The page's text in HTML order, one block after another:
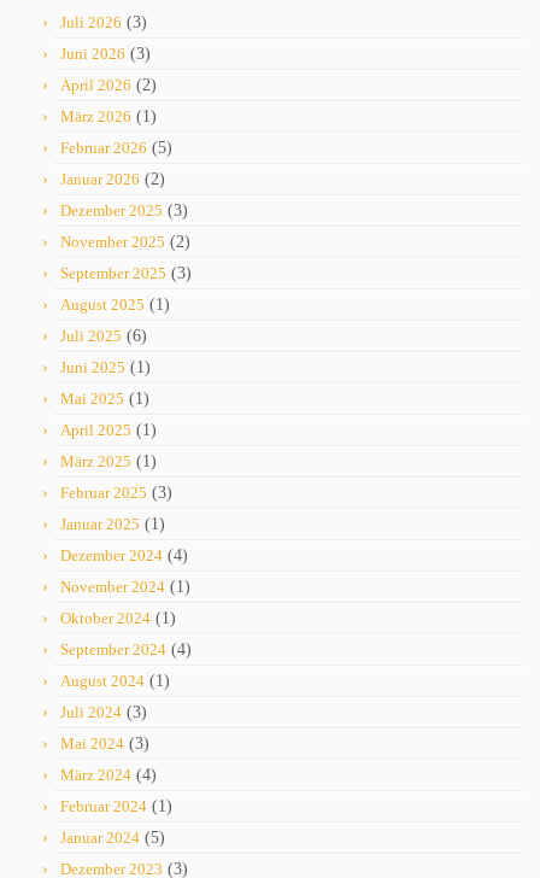
Juli 2026 (3)
Juni 2026 (3)
April 2026 (2)
März 2026 (1)
Februar 2026 (5)
Januar 2026 (2)
Dezember 2025 (3)
November 2025 (2)
September 2025 (3)
August 2025 (1)
Juli 2025 (6)
Juni 2025 (1)
Mai 2025 (1)
April 2025 (1)
März 2025 (1)
Februar 2025 (3)
Januar 2025 (1)
Dezember 2024 (4)
November 2024 (1)
Oktober 2024 (1)
September 2024 (4)
August 2024 (1)
Juli 2024 (3)
Mai 2024 (3)
März 2024 (4)
Februar 2024 (1)
Januar 2024 (5)
Dezember 2023 (3)